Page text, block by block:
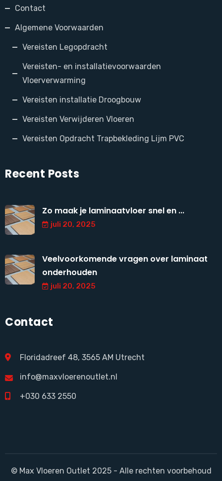
Contact
Algemene Voorwaarden
Vereisten Legopdracht
Vereisten- en installatievoorwaarden
Vloerverwarming
Vereisten installatie Droogbouw
Vereisten Verwijderen Vloeren
Vereisten Opdracht Trapbekleding Lijm PVC
Recent Posts
Zo maak je laminaatvloer snel en ...
juli 20, 2025
Veelvoorkomende vragen over laminaat
onderhouden
juli 20, 2025
Contact
Floridadreef 48, 3565 AM Utrecht
info@maxvloerenoutlet.nl
+030 633 2550
© Max Vloeren Outlet 2025 - Alle rechten voorbehoud